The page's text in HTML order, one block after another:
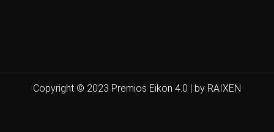
Copyright © 2023 Premios Eikon 4.0 | by RAIXEN